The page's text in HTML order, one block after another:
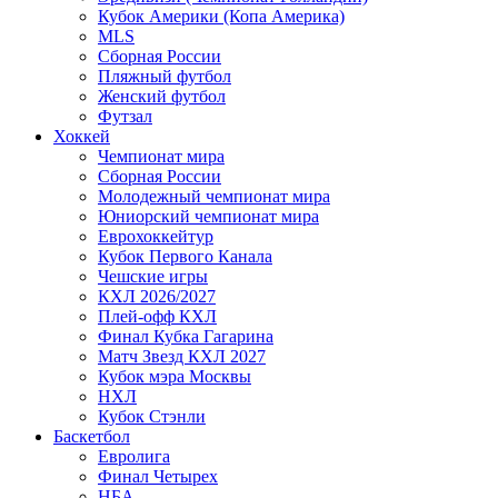
Кубок Америки (Копа Америка)
MLS
Сборная России
Пляжный футбол
Женский футбол
Футзал
Хоккей
Чемпионат мира
Сборная России
Молодежный чемпионат мира
Юниорский чемпионат мира
Еврохоккейтур
Кубок Первого Канала
Чешские игры
КХЛ 2026/2027
Плей-офф КХЛ
Финал Кубка Гагарина
Матч Звезд КХЛ 2027
Кубок мэра Москвы
НХЛ
Кубок Стэнли
Баскетбол
Евролига
Финал Четырех